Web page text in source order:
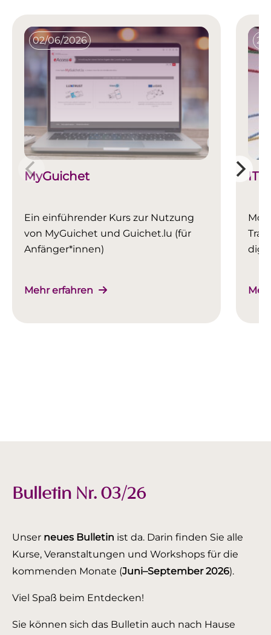
02/06/2026
MyGuichet
Ein einführender Kurs zur Nutzung
von MyGuichet und Guichet.lu (für
Anfänger*innen)
Mehr erfahren
IT
Bulletin Nr. 03/26
Unser neues Bulletin ist da. Darin finden Sie alle
Kurse, Veranstaltungen und Workshops für die
kommenden Monate (Juni–September 2026).
Viel Spaß beim Entdecken!
Sie können sich das Bulletin auch nach Hause